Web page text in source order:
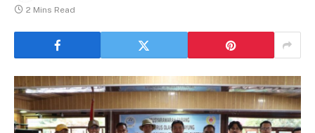
2 Mins Read